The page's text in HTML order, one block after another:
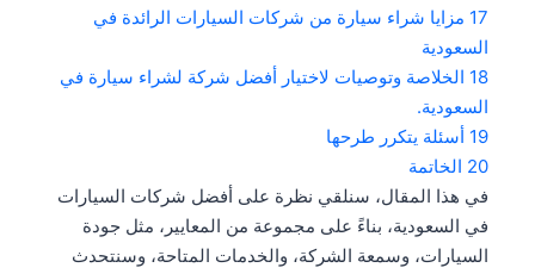
17 مزايا شراء سيارة من شركات السيارات الرائدة في
السعودية
18 الخلاصة وتوصيات لاختيار أفضل شركة لشراء سيارة في
السعودية.
19 أسئلة يتكرر طرحها
20 الخاتمة
في هذا المقال، سنلقي نظرة على أفضل شركات السيارات
في السعودية، بناءً على مجموعة من المعايير، مثل جودة
السيارات، وسمعة الشركة، والخدمات المتاحة، وسنتحدث